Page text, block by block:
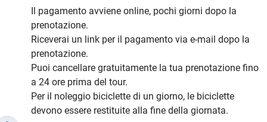
Il pagamento avviene online, pochi giorni dopo la
prenotazione.
Riceverai un link per il pagamento via e-mail dopo la
prenotazione.
Puoi cancellare gratuitamente la tua prenotazione fino
a 24 ore prima del tour.
Per il noleggio biciclette di un giorno, le biciclette
devono essere restituite alla fine della giornata.